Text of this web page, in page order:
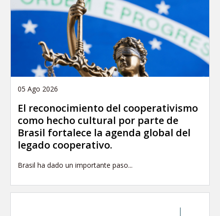
05 Ago 2026
El reconocimiento del cooperativismo
como hecho cultural por parte de
Brasil fortalece la agenda global del
legado cooperativo.
Brasil ha dado un importante paso...